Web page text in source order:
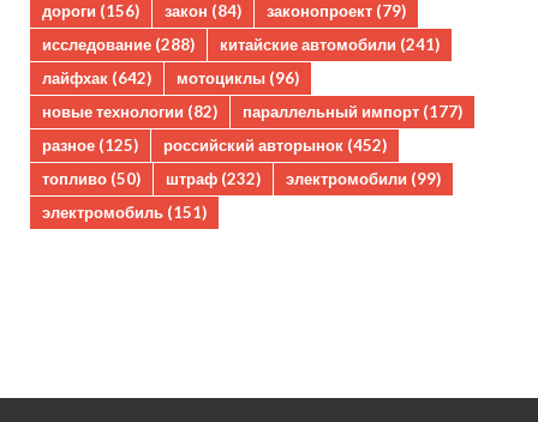
дороги (156) закон (84) законопроект (79)
исследование (288) китайские автомобили (241)
лайфхак (642) мотоциклы (96)
новые технологии (82) параллельный импорт (177)
разное (125) российский авторынок (452)
топливо (50) штраф (232) электромобили (99)
электромобиль (151)